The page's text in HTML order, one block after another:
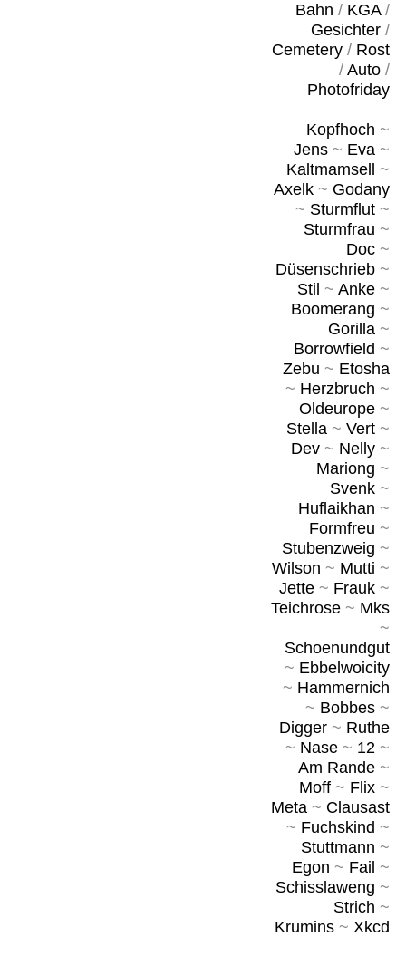
Bahn / KGA/
Gesichter/
Cemetery/ Rost
/ Auto/
Photofriday
Kopfhoch ~
Jens~ Eva~
Kaltmamsell
~
Axelk~ Godany
~ Sturmflut~
Sturmfrau ~
Doc~
Düsenschrieb~
Stil ~ Anke~
Boomerang ~
Gorilla~
Borrowfield ~
Zebu ~ Etosha
~ Herzbruch ~
Oldeurope~
Stella~ Vert~
Dev~ Nelly~
Mariong ~
Svenk~
Huflaikhan ~
Formfreu ~
Stubenzweig ~
Wilson ~ Mutti ~
Jette~ Frauk~
Teichrose~ Mks
~
Schoenundgut
~ Ebbelwoicity
~ Hammernich
~ Bobbes~
Digger~ Ruthe
~ Nase~ 12~
Am Rande~
Moff~ Flix~
Meta~ Clausast
~ Fuchskind ~
Stuttmann ~
Egon ~ Fail ~
Schisslaweng ~
Strich ~
Krumins~ Xkcd